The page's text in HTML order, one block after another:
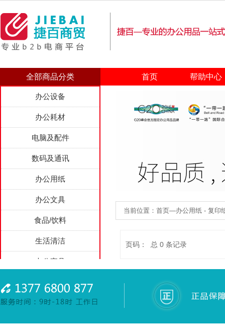
全部商品分类 首页 帮助中心
办公设备
办公耗材
电脑及配件
数码及通讯
办公用纸
办公文具
食品/饮料
生活清洁
办公家具
家用电器
劳防用品
综合项目
当前位置：首页—办公用纸 - 复印
页码： 总 0 条记录